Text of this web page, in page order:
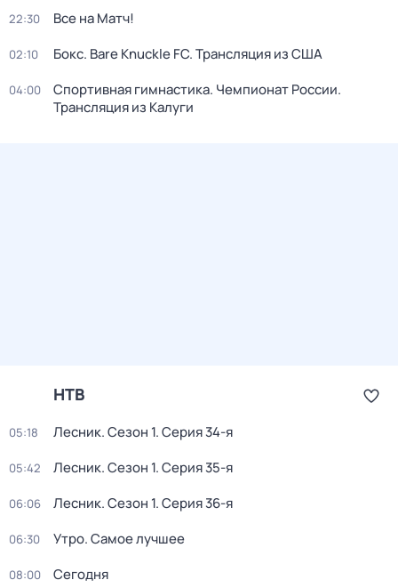
22:30 Все на Матч!
02:10 Бокс. Bare Knuckle FC. Трансляция из США
04:00
Спортивная гимнастика. Чемпионат России.
Трансляция из Калуги
НТВ
05:18 Лесник. Сезон 1. Серия 34-я
05:42 Лесник. Сезон 1. Серия 35-я
06:06 Лесник. Сезон 1. Серия 36-я
06:30 Утро. Самое лучшее
08:00 Сегодня